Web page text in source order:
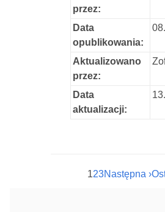
przez:
Data
opublikowania:
Aktualizowano
przez:
Data
aktualizacji:
123Następna ›